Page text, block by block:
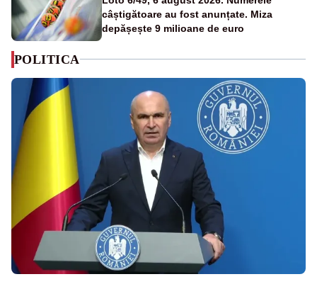
câștigătoare au fost anunțate. Miza
depășește 9 milioane de euro
POLITICA